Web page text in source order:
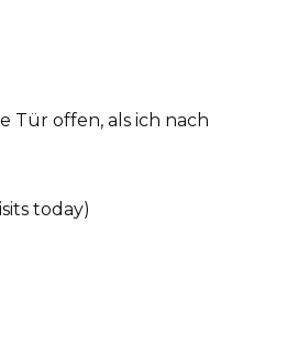
Tür offen, als ich nach
today)